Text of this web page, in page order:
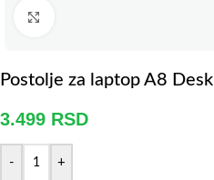
Postolje za laptop A8 Desk
3.499 RSD
- +